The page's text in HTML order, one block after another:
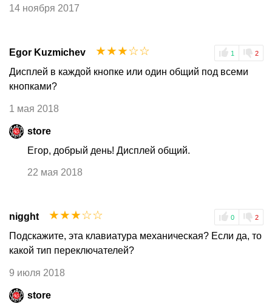
14 ноября 2017
Egor Kuzmichev 1 2
☆
☆
☆
☆
☆
Дисплей в каждой кнопке или один общий под всеми
кнопками?
1 мая 2018
store
Егор, добрый день! Дисплей общий.
22 мая 2018
nigght 0 2
☆
☆
☆
☆
☆
Подскажите, эта клавиатура механическая? Если да, то
какой тип переключателей?
9 июля 2018
store